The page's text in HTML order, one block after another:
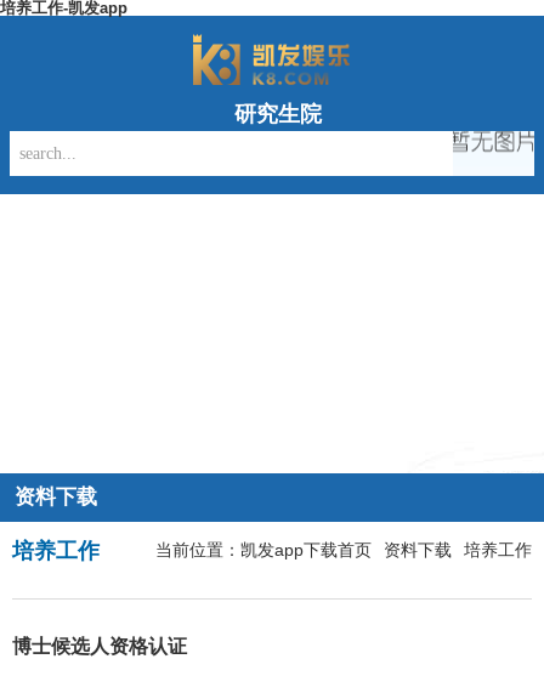
培养工作-凯发app
研究生院
资料下载
当前位置： 凯发app下载首页 资料下载 培养工作
培养工作
博士候选人资格认证